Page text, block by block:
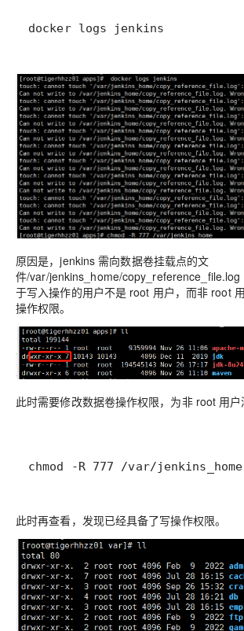
docker logs jenkins
原因是，jenkins 需向数据卷挂载点的文
件/var/jenkins_home/copy_reference_file.log
于写入操作的用户不是 root 用户，而非 root
操作权限。
此时需要修改数据卷操作权限，为非 root 用户
chmod -R 777 /var/jenkins_home
此时再查看，发现已经具备了写操作权限。